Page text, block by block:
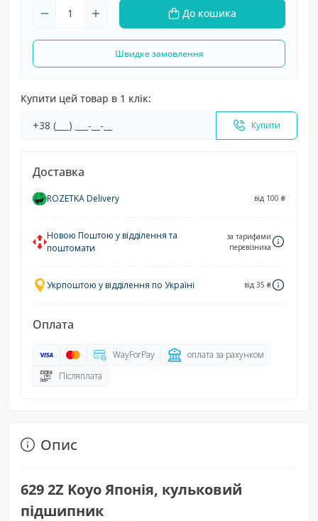
До кошика
Швидке замовлення
Купити цей товар в 1 клік:
Купити
Доставка
ROZETKA Delivery від 100 ₴
Новою Поштою у відділення та
поштомати
за тарифами
перевізника
Укрпоштою у відділення по Україні від 35 ₴
Оплата
WayForPay
оплата за рахунком
Післяплата
Опис
629 2Z Koyo Японія, кульковий
підшипник